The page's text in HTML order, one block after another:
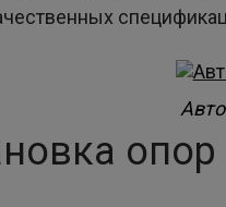
опор